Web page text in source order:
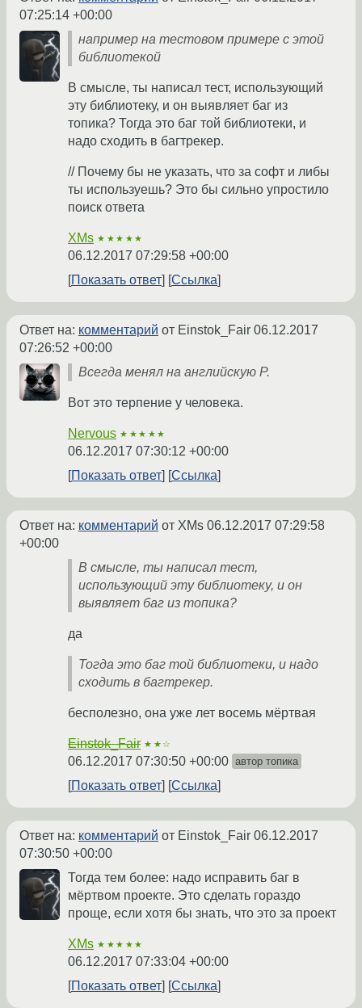
07:25:14 +00:00
например на тестовом примере с этой
библиотекой
В смысле, ты написал тест, использующий
эту библиотеку, и он выявляет баг из
топика? Тогда это баг той библиотеки, и
надо сходить в багтрекер.
// Почему бы не указать, что за софт и либы
ты используешь? Это бы сильно упростило
поиск ответа
XMs ★★★★★
06.12.2017 07:29:58 +00:00
Показать ответ
Ссылка
Ответ на: комментарий от Einstok_Fair 06.12.2017
07:26:52 +00:00
Всегда менял на английскую P.
Вот это терпение у человека.
Nervous ★★★★★
06.12.2017 07:30:12 +00:00
Показать ответ
Ссылка
Ответ на: комментарий от XMs 06.12.2017 07:29:58
+00:00
В смысле, ты написал тест,
использующий эту библиотеку, и он
выявляет баг из топика?
да
Тогда это баг той библиотеки, и надо
сходить в багтрекер.
бесполезно, она уже лет восемь мёртвая
Einstok_Fair ★★☆
06.12.2017 07:30:50 +00:00 автор топика
Показать ответ Ссылка
Ответ на: комментарий от Einstok_Fair 06.12.2017
07:30:50 +00:00
Тогда тем более: надо исправить баг в
мёртвом проекте. Это сделать гораздо
проще, если хотя бы знать, что это за проект
XMs ★★★★★
06.12.2017 07:33:04 +00:00
Показать ответ
Ссылка